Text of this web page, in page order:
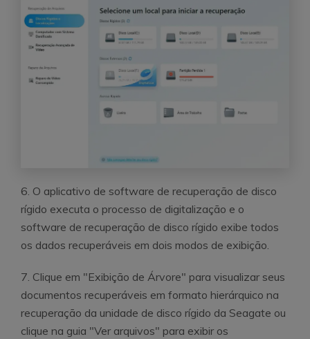
6. O aplicativo de software de recuperação de disco
rígido executa o processo de digitalização e o
software de recuperação de disco rígido exibe todos
os dados recuperáveis em dois modos de exibição.
7. Clique em "Exibição de Árvore" para visualizar seus
documentos recuperáveis em formato hierárquico na
recuperação da unidade de disco rígido da Seagate ou
clique na guia "Ver arquivos" para exibir os